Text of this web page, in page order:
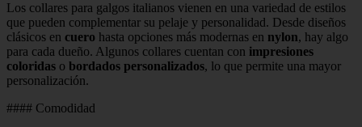
Los collares para galgos italianos vienen en una variedad de estilos
que pueden complementar su pelaje y personalidad. Desde diseños
clásicos en cuero hasta opciones más modernas en nylon, hay algo
para cada dueño. Algunos collares cuentan con impresiones
coloridas o bordados personalizados, lo que permite una mayor
personalización.
#### Comodidad